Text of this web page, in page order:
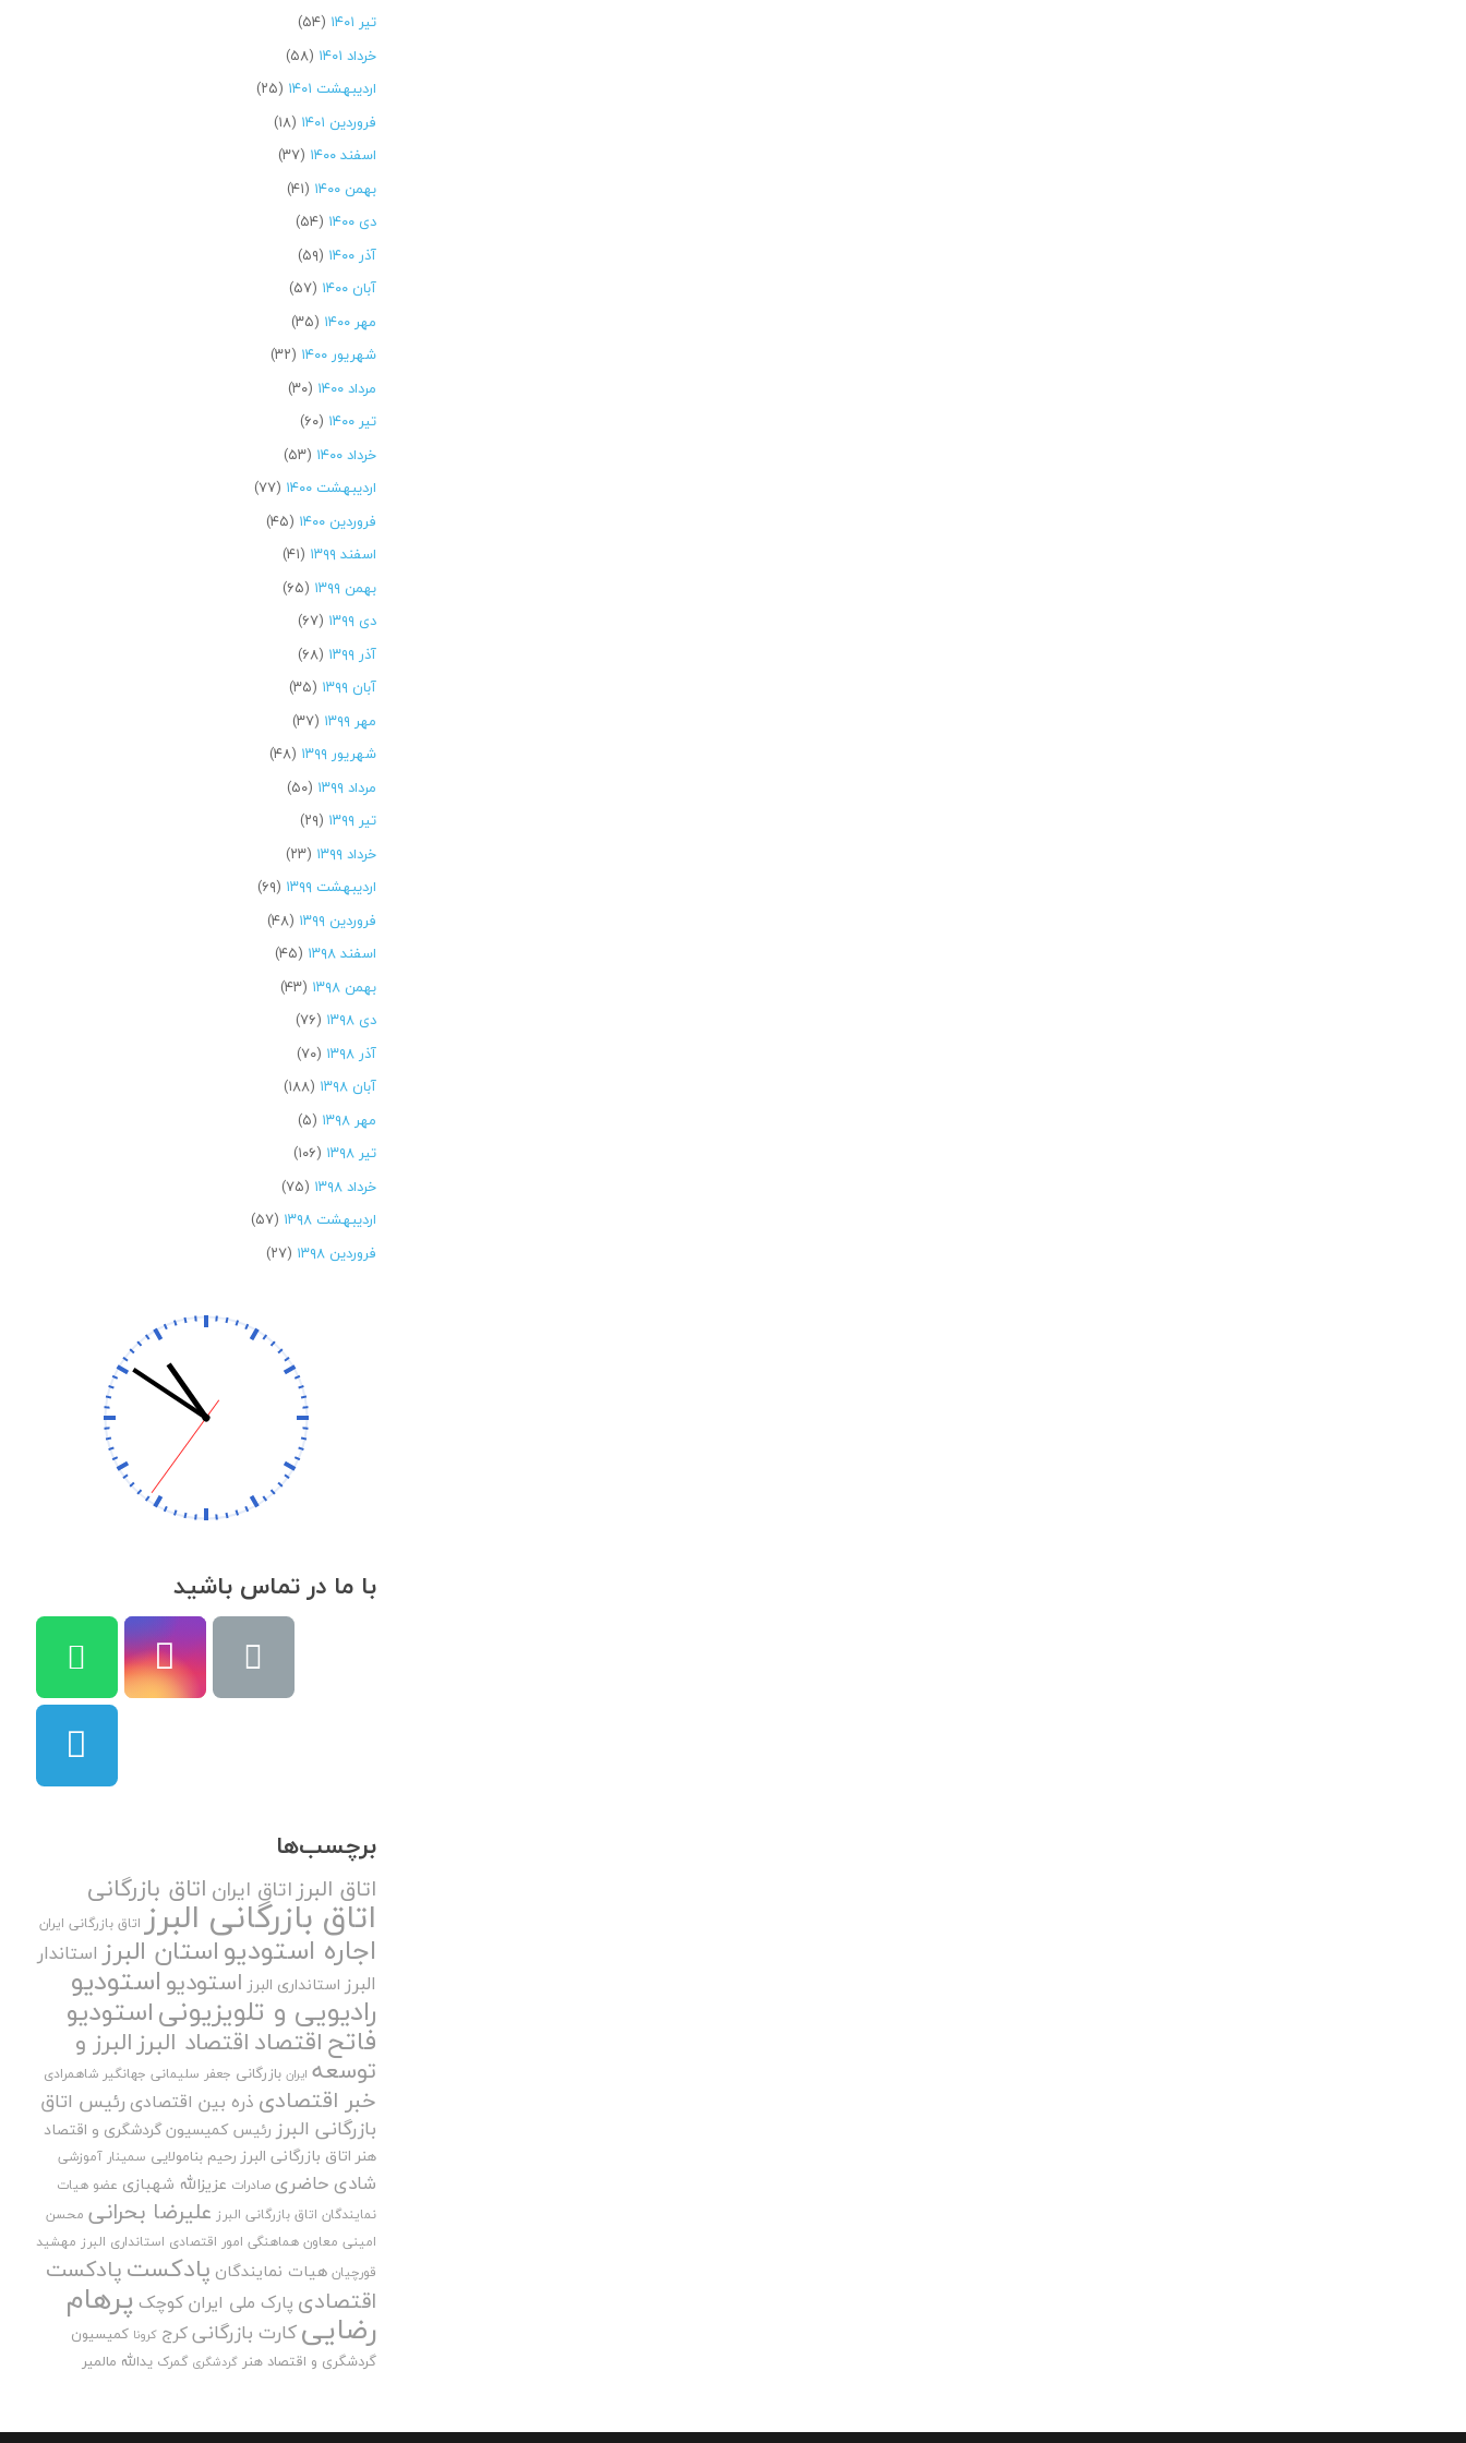
تیر ۱۴۰۱
(۵۴)
خرداد ۱۴۰۱
(۵۸)
اردیبهشت ۱۴۰۱
(۲۵)
فروردین ۱۴۰۱
(۱۸)
اسفند ۱۴۰۰
(۳۷)
بهمن ۱۴۰۰
(۴۱)
دی ۱۴۰۰
(۵۴)
آذر ۱۴۰۰
(۵۹)
آبان ۱۴۰۰
(۵۷)
مهر ۱۴۰۰
(۳۵)
شهریور ۱۴۰۰
(۳۲)
مرداد ۱۴۰۰
(۳۰)
تیر ۱۴۰۰
(۶۰)
خرداد ۱۴۰۰
(۵۳)
اردیبهشت ۱۴۰۰
(۷۷)
فروردین ۱۴۰۰
(۴۵)
اسفند ۱۳۹۹
(۴۱)
بهمن ۱۳۹۹
(۶۵)
دی ۱۳۹۹
(۶۷)
آذر ۱۳۹۹
(۶۸)
آبان ۱۳۹۹
(۳۵)
مهر ۱۳۹۹
(۳۷)
شهریور ۱۳۹۹
(۴۸)
مرداد ۱۳۹۹
(۵۰)
تیر ۱۳۹۹
(۲۹)
خرداد ۱۳۹۹
(۲۳)
اردیبهشت ۱۳۹۹
(۶۹)
فروردین ۱۳۹۹
(۴۸)
اسفند ۱۳۹۸
(۴۵)
بهمن ۱۳۹۸
(۴۳)
دی ۱۳۹۸
(۷۶)
آذر ۱۳۹۸
(۷۰)
آبان ۱۳۹۸
(۱۸۸)
مهر ۱۳۹۸
(۵)
تیر ۱۳۹۸
(۱۰۶)
خرداد ۱۳۹۸
(۷۵)
اردیبهشت ۱۳۹۸
(۵۷)
فروردین ۱۳۹۸
(۲۷)
با ما در تماس باشید
برچسب‌ها
اتاق البرزاتاق ایران اتاق بازرگانی
اتاق بازرگانی البرز اتاق بازرگانی ایران
اجاره استودیواستان البرز استاندار
البرز استانداری البرز استودیواستودیو
رادیویی و تلویزیونیاستودیو
فاتحاقتصاداقتصاد البرزالبرز و
توسعه ایران بازرگانی جعفر سلیمانی جهانگیر شاهمرادی
خبر اقتصادی ذره بین اقتصادی رئیس اتاق
بازرگانی البرز رئیس کمیسیون گردشگری و اقتصاد
هنر اتاق بازرگانی البرز رحیم بنامولایی سمینار آموزشی
شادی حاضری صادرات عزیزالله شهبازی عضو هیات
نمایندگان اتاق بازرگانی البرز علیرضا بحرانی محسن
امینی معاون هماهنگی امور اقتصادی استانداری البرز مهشید
قورچیان هیات نمایندگان پادکستپادکست
اقتصادی پارک ملی ایران کوچک پرهام
رضاییکارت بازرگانیکرج کرونا کمیسیون
گردشگری و اقتصاد هنر گردشگری گمرک یدالله مالمیر